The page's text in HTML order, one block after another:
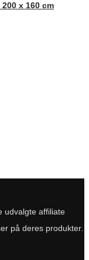
x 160 cm
udvalgte affiliate
på deres produkter.